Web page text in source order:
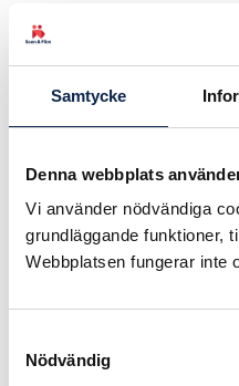
Samtycke
Denna webbplats
Vi använder nödvändiga
grundläggande funktioner,
Webbplatsen fungerar inte
Nödvändig
– Jag upplever
blivit bättre på att
utsatta för
en färskvara. De
vi ta upp och
och det gäller
behandling och